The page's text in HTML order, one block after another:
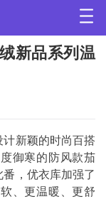
新品系列温
新颖的时尚百搭
御寒的防风款茄
，优衣库加强了
、更温暖、更舒